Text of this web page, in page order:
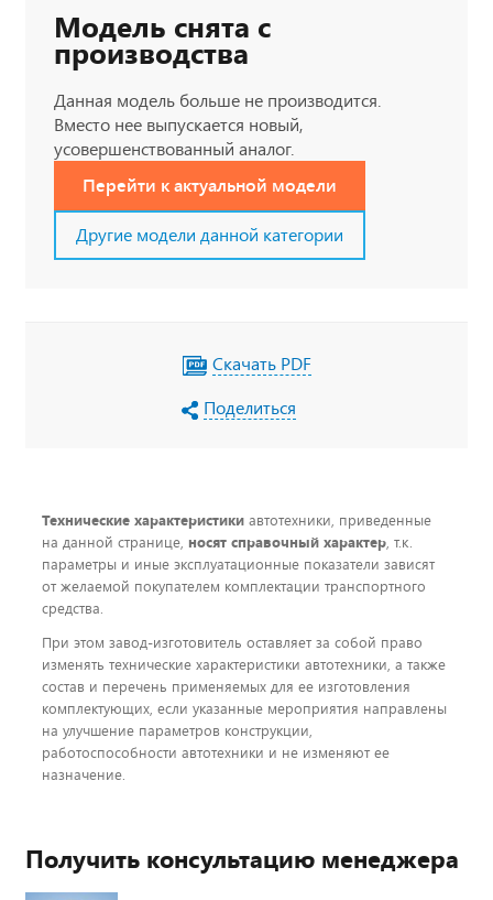
Модель снята с
производства
Данная модель больше не производится.
Вместо нее выпускается новый,
усовершенствованный аналог.
Перейти к актуальной модели
Другие модели данной категории
Скачать PDF
Поделиться
Технические характеристики автотехники, приведенные
на данной странице, носят справочный характер, т.к.
параметры и иные эксплуатационные показатели зависят
от желаемой покупателем комплектации транспортного
средства.
При этом завод-изготовитель оставляет за собой право
изменять технические характеристики автотехники, а также
состав и перечень применяемых для ее изготовления
комплектующих, если указанные мероприятия направлены
на улучшение параметров конструкции,
работоспособности автотехники и не изменяют ее
назначение.
Получить консультацию менеджера